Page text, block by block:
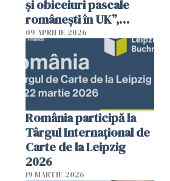
și obiceiuri pascale
românești în UK”,
organizat la Sheffield
09 APRILIE 2026
România participă la
Târgul Internațional de
Carte de la Leipzig
2026
19 MARTIE 2026